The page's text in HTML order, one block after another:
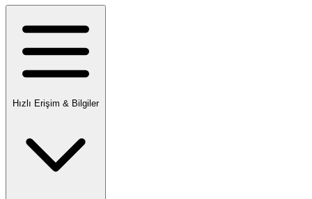
Hızlı Erişim & Bilgiler